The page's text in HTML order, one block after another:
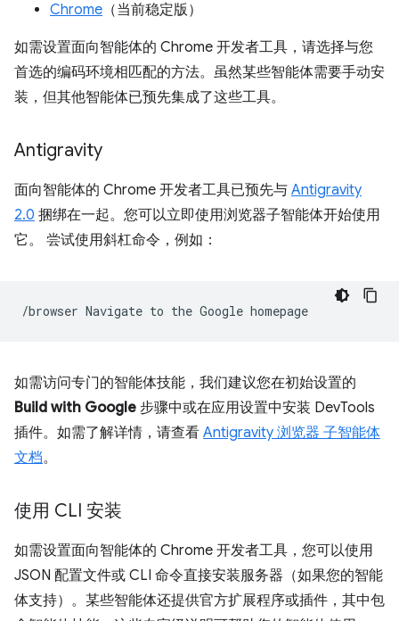
Chrome （当前稳定版）
如需设置面向智能体的 Chrome 开发者工具，请选择与您
首选的编码环境相匹配的方法。虽然某些智能体需要手动安
装，但其他智能体已预先集成了这些工具。
Antigravity
面向智能体的 Chrome 开发者工具已预先与 Antigravity
2.0 捆绑在一起。您可以立即使用浏览器子智能体开始使用
它。 尝试使用斜杠命令，例如：
/browser Navigate to the Google
如需访问专门的智能体技能，我们建议您在初始设置的
Build with Google 步骤中或在应用设置中安装 DevTools
插件。如需了解详情，请查看 Antigravity 浏览器 子智能体
文档。
使用 CLI 安装
如需设置面向智能体的 Chrome 开发者工具，您可以使用
JSON 配置文件或 CLI 命令直接安装服务器（如果您的智能
体支持）。某些智能体还提供官方扩展程序或插件，其中包